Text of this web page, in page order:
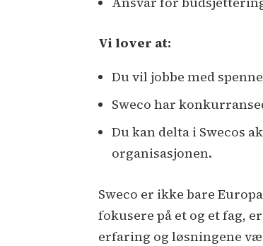
Vi lover at:
Du vil jobbe med
Sweco har
Du kan delta i Swecos
organisasjonen.
Sweco er ikke bare
fokusere på et og et fag,
erfaring og løsningene